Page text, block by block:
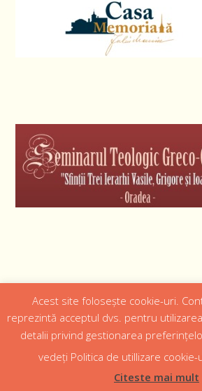
Designed by
Istoric Episcopul Institutii
Parteneri
Politică
Acest site folosește cookie-uri.
reprezintă acceptul dvs. pentru
detalii privind gestionarea
vedeți Politica de utillizare cookie-
Citeste mai mult